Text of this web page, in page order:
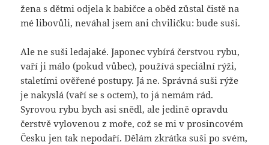
žena s dětmi odjela k babičce a oběd zůstal čistě na
mé libovůli, neváhal jsem ani chviličku: bude suši.
Ale ne suši ledajaké. Japonec vybírá čerstvou rybu,
vaří ji málo (pokud vůbec), používá speciální rýži,
staletími ověřené postupy. Já ne. Správná suši rýže
je nakyslá (vaří se s octem), to já nemám rád.
Syrovou rybu bych asi snědl, ale jedině opravdu
čerstvě vylovenou z moře, což se mi v prosincovém
Česku jen tak nepodaří. Dělám zkrátka suši po svém,